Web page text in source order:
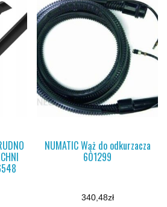
NUMATIC Wąż do odkurzacza
601299
340,48zł